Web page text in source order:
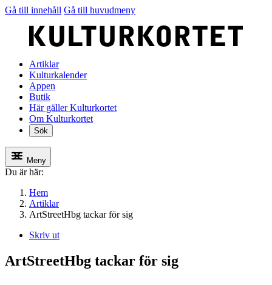
Gå till innehåll Gå till huvudmeny
Artiklar
Kulturkalender
Appen
Butik
Här gäller Kulturkortet
Om Kulturkortet
Sök
Meny
Du är här:
Hem
Artiklar
ArtStreetHbg tackar för sig
Skriv ut
ArtStreetHbg tackar för sig